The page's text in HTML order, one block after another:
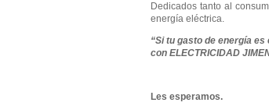
Dedicados tanto al
energía eléctrica.
“Si tu gasto de energía
con ELECTRICIDAD
Les esperamos.